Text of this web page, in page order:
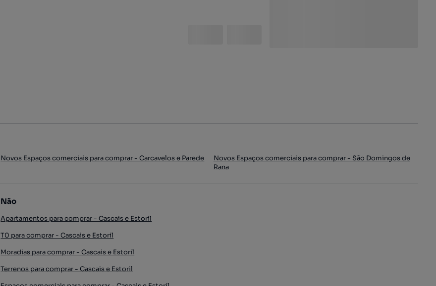
Novos Espaços comerciais para comprar - Carcavelos e Parede
Novos Espaços comerciais para comprar - São Domingos de
Rana
Não
Apartamentos para comprar - Cascais e Estoril
T0 para comprar - Cascais e Estoril
Moradias para comprar - Cascais e Estoril
Terrenos para comprar - Cascais e Estoril